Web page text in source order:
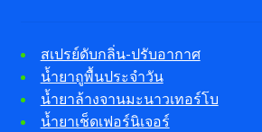
สเปรย์ดับกลิ่น-ปรับอากาศ
น้ำยาถูพื้นประจำวัน
น้ำยาล้างจานมะนาวเทอร์โบ
น้ำยาเช็ดเฟอร์นิเจอร์